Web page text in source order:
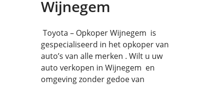
Wijnegem
Toyota – Opkoper Wijnegem is
gespecialiseerd in het opkoper van
auto’s van alle merken . Wilt u uw
auto verkopen in Wijnegem en
omgeving zonder gedoe van